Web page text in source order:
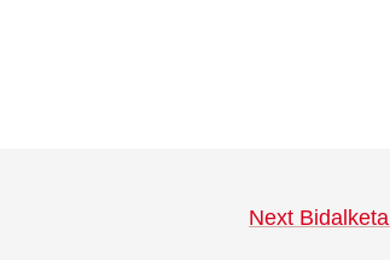
Next Bidalketa